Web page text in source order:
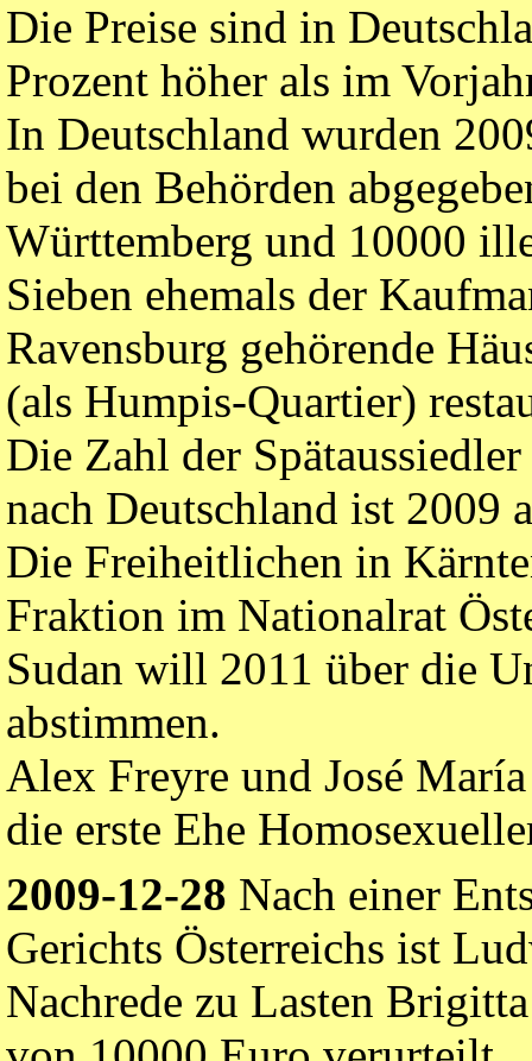
Die Preise sind in
Prozent höher als im
In Deutschland wurden
bei den Behörden
Württemberg und 10000
Sieben ehemals der
Ravensburg gehörende
(als Humpis-Quartier)
Die Zahl der
nach Deutschland ist 2009
Die Freiheitlichen in
Fraktion im Nationalrat
Sudan will 2011 über die
abstimmen.
Alex Freyre und José
die erste Ehe
2009-12-28 Nach einer
Gerichts Österreichs ist
Nachrede zu Lasten